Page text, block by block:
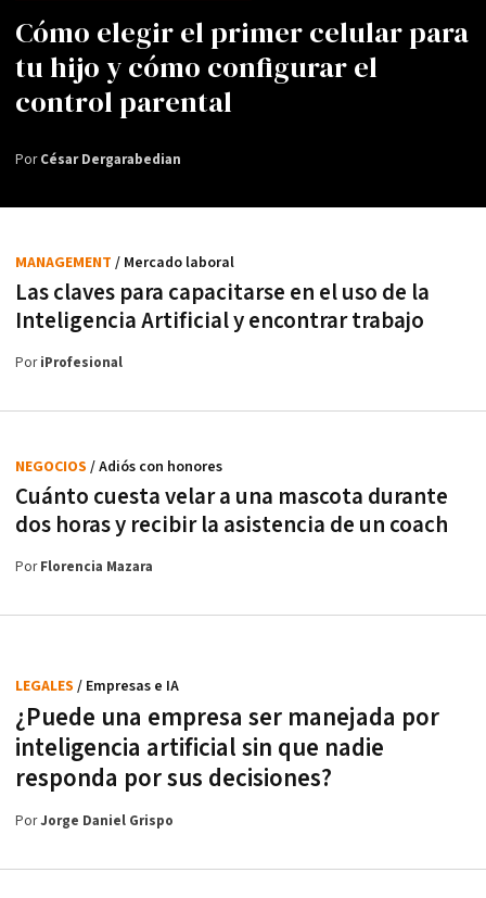
Cómo elegir el primer celular para
tu hijo y cómo configurar el
control parental
PorCésar Dergarabedian
Las claves para capacitarse en el uso de la
Inteligencia Artificial y encontrar trabajo
MANAGEMENT / Mercado laboral
PoriProfesional
Cuánto cuesta velar a una mascota durante
dos horas y recibir la asistencia de un coach
NEGOCIOS / Adiós con honores
PorFlorencia Mazara
¿Puede una empresa ser manejada por
inteligencia artificial sin que nadie
responda por sus decisiones?
LEGALES / Empresas e IA
PorJorge Daniel Grispo